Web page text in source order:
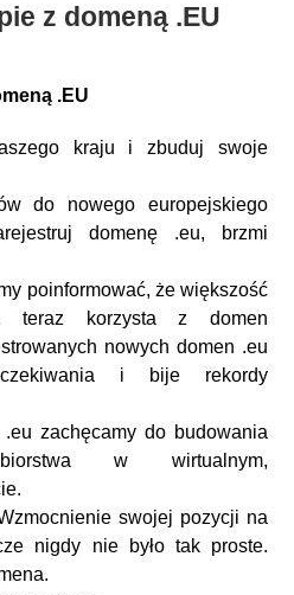
z domeną .EU
.EU
kraju i zbuduj swoje
do nowego europejskiego
domenę .eu, brzmi
poinformować, że większość
teraz korzysta z domen
nowych domen .eu
i bije rekordy
zachęcamy do budowania
w wirtualnym,
swojej pozycji na
nigdy nie było tak proste.